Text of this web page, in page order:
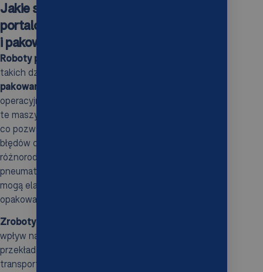
Jakie są główne zastosowania robotów
portalowych w paletyzacji, sztaplowaniu
i pakowaniu?
Roboty portalowe
takich dziedzinach jak
pakowanie
operacyjną. W przypadku automatycznej paletyzacji,
te maszyny precyzyjnie układają produkty na paletach,
co pozwala na zredukowanie ryzyka popełnienia
błędów oraz przyspieszenie całych procesów. Dzięki
różnorodnym chwytakom, w tym modelom
pneumatycznym i elektromagnetycznym, roboty te
mogą elastycznie obsługiwać wiele rodzajów
opakowań, od worków i kartonów po inne ładunki.
Zrobotyzowana paletyzacja
wpływ na zarządzanie przestrzenią roboczą, co
przekłada się na istotne oszczędności kosztów
transportu wewnętrznego. Integracja robotów z